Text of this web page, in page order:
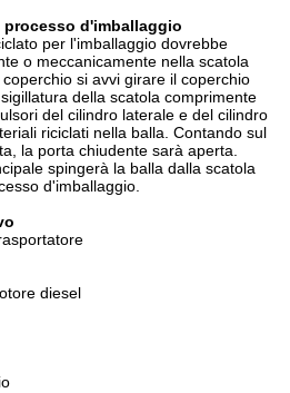
d'imballaggio
per l'imballaggio dovrebbe
o meccanicamente nella scatola
si avvi girare il coperchio
della scatola comprimente
del cilindro laterale e del cilindro
riciclati nella balla. Contando sul
la porta chiudente sarà aperta.
spingerà la balla dalla scatola
d'imballaggio.
diesel